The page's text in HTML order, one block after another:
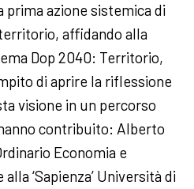
prima azione sistemica di
affidando alla
Dop 2040: Territorio,
di aprire la riflessione
visione in un percorso
contribuito: Alberto
Economia e
‘Sapienza’ Università di